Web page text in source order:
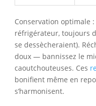
Conservation optimale :
réfrigérateur, toujours
se dessècheraient).
doux — bannissez le
caoutchouteuses. Ces
bonifient même en
s’harmonisent.